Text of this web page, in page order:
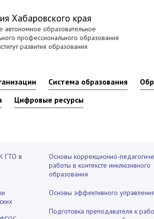
Хабаровского края
автономное образовательное
профессионального образования
развития образования
Система образования
Цифровые ресурсы
ГТО в
Основы коррекционно-
работы в контексте инклюзивного
образования
Основы эффективного управления
Подготовка преподавателя к